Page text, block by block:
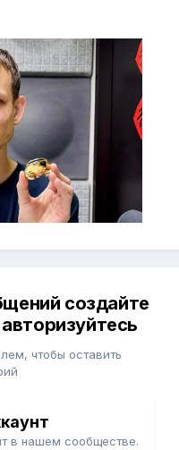
создайте
чтобы оставить
в нашем сообществе.